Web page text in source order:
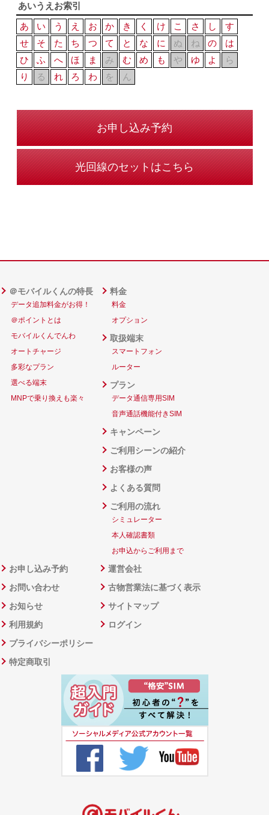
あいうえお索引
あ
い う え お か き く け こ さ し
す
せ
そ た ち つ て と な に ぬ ね の
は
ひ
ふ へ ほ ま み む め も や ゆ よ
ら
り
る れ ろ わ を ん
お申し込み予約
光回線のセットはこちら
＠モバイルくんの特長
データ追加料金がお得！
＠ポイントとは
モバイルくんでんわ
オートチャージ
多彩なプラン
選べる端末
MNPで乗り換えも楽々
料金
料金
オプション
取扱端末
スマートフォン
ルーター
プラン
データ通信専用SIM
音声通話機能付きSIM
キャンペーン
ご利用シーンの紹介
お客様の声
よくある質問
ご利用の流れ
シミュレーター
本人確認書類
お申込からご利用まで
お申し込み予約
お問い合わせ
お知らせ
利用規約
プライバシーポリシー
特定商取引
運営会社
古物営業法に基づく表示
サイトマップ
ログイン